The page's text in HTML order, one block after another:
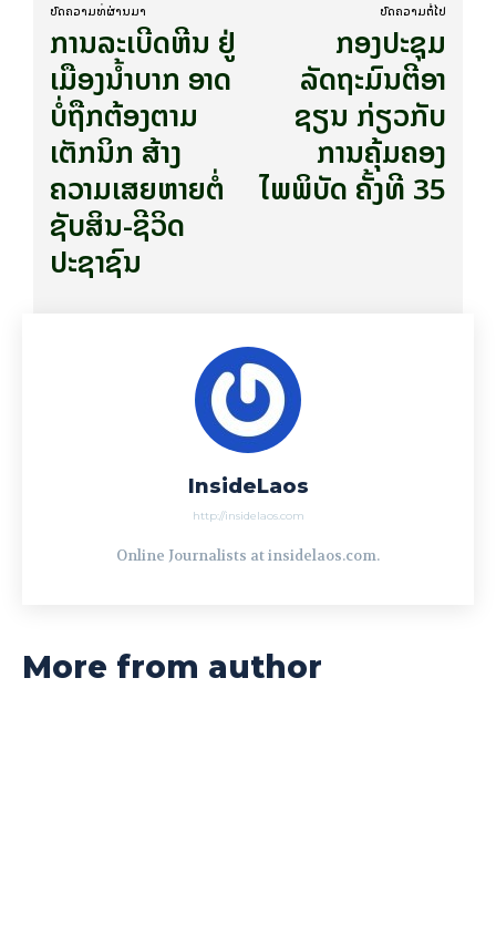
ບົດ​ຄວາມ​ທີ່​ຜ່ານ​ມາ
ການລະເບີດຫີນ ຢູ່
ເມືອງນໍ້າບາກ ອາດ
ບໍ່ຖືກຕ້ອງຕາມ
ເຕັກນິກ ສ້າງ
ຄວາມເສຍຫາຍຕໍ່
ຊັບສິນ-ຊີວິດ
ປະຊາຊົນ
ບົດ​ຄວາມ​ຕໍ່​ໄປ
ກອງປະຊຸມ
ລັດຖະມົນຕີອາ
ຊຽນ ກ່ຽວກັບ
ການຄຸ້ມຄອງ
ໄພພິບັດ ຄັ້ງທີ 35
InsideLaos
http://insidelaos.com
Online Journalists at insidelaos.com.
More from author